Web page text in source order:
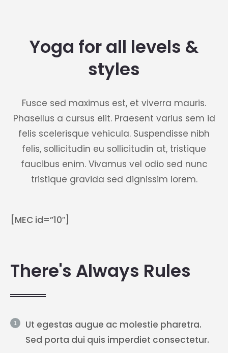
Yoga for all levels &
styles
Fusce sed maximus est, et viverra mauris.
Phasellus a cursus elit. Praesent varius sem id
felis scelerisque vehicula. Suspendisse nibh
felis, sollicitudin eu sollicitudin at, tristique
faucibus enim. Vivamus vel odio sed nunc
tristique gravida sed dignissim lorem.
[MEC id=”10″]
There's Always Rules
Ut egestas augue ac molestie pharetra.
Sed porta dui quis imperdiet consectetur.